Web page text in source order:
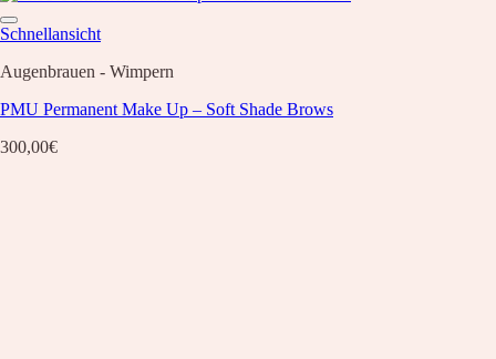
Schnellansicht
Augenbrauen - Wimpern
PMU Permanent Make Up – Soft Shade Brows
300,00€